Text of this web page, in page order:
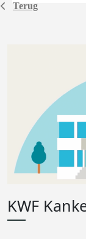
Terug
KWF